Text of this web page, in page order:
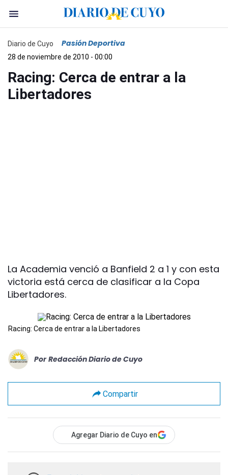
Diario de Cuyo Pasión Deportiva
28 de noviembre de 2010 - 00:00
Racing: Cerca de entrar a la
Libertadores
La Academia venció a Banfield 2 a 1 y con esta
victoria está cerca de clasificar a la Copa
Libertadores.
Racing: Cerca de entrar a la Libertadores
Por Redacción Diario de Cuyo
Compartir
Agregar Diario de Cuyo en